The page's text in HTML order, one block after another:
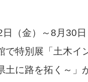
日（金）～8月30
で特別展「土木イ
土に路を拓く～」